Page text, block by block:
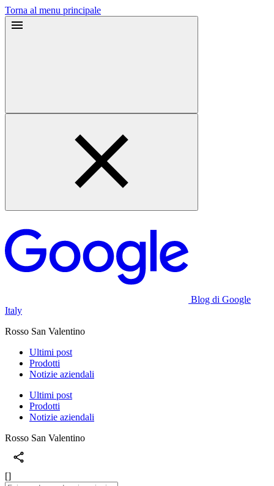
Torna al menu principale
Blog di Google
Italy
Rosso San Valentino
Ultimi post
Prodotti
Notizie aziendali
Ultimi post
Prodotti
Notizie aziendali
Rosso San Valentino
[]